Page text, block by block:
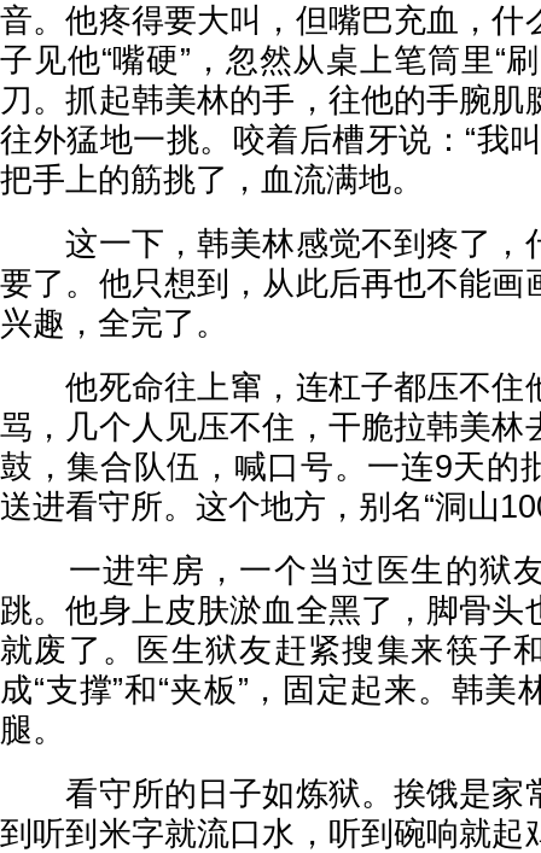
音。他疼得要大叫，但嘴巴充血，什
子见他“嘴硬”，忽然从桌上笔筒里“
刀。抓起韩美林的手，往他的手腕肌
往外猛地一挑。咬着后槽牙说：“我
把手上的筋挑了，血流满地。
这一下，韩美林感觉不到疼了，
要了。他只想到，从此后再也不能画
兴趣，全完了。
他死命往上窜，连杠子都压不住
骂，几个人见压不住，干脆拉韩美林
鼓，集合队伍，喊口号。一连9天的
送进看守所。这个地方，别名“洞山
一进牢房，一个当过医生的狱
跳。他身上皮肤淤血全黑了，脚骨头
就废了。医生狱友赶紧搜集来筷子
成“支撑”和“夹板”，固定起来。韩
腿。
看守所的日子如炼狱。挨饿是家
到听到米字就流口水，听到碗响就起